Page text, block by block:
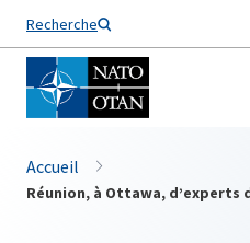
Recherche
Nom de famille*
Accueil